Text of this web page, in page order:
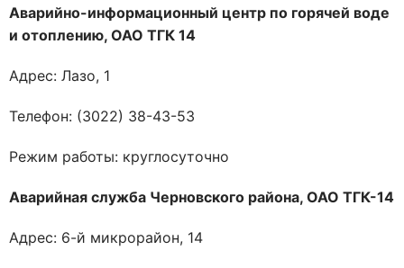
Аварийно-информационный центр по горячей воде
и отоплению, ОАО ТГК 14
Адрес: Лазо, 1
Телефон: (3022) 38-43-53
Режим работы: круглосуточно
Аварийная служба Черновского района, ОАО ТГК-14
Адрес: 6-й микрорайон, 14